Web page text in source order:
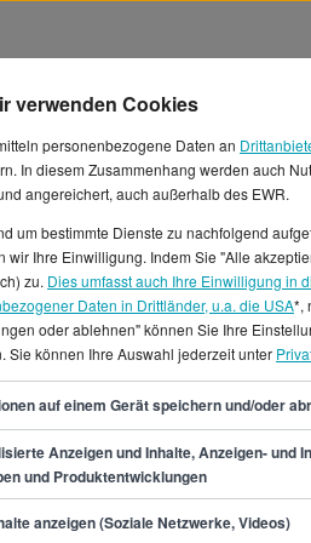
in Dortmund
als Guest Service Agent
Stunde und 2.733 € im
zwischen 27.000 €
für Guest Service
StepStone.de
sowie
Agent in Dortmund.
verwenden Cookies
personenbezogene Daten an
In diesem Zusammenhang werden auch
angereichert, auch außerhalb des EWR.
um bestimmte Dienste zu nachfolgend
wir Ihre Einwilligung. Indem Sie "Alle
zu. Dies umfasst auch Ihre Einwilligung in
Daten in Drittländer, u.a. die USA*,
oder ablehnen" können Sie Ihre
Sie können Ihre Auswahl jederzeit unter
auf einem Gerät speichern und/oder
Anzeigen und Inhalte, Anzeigen- und
und Produktentwicklungen
anzeigen (Soziale Netzwerke, Videos)